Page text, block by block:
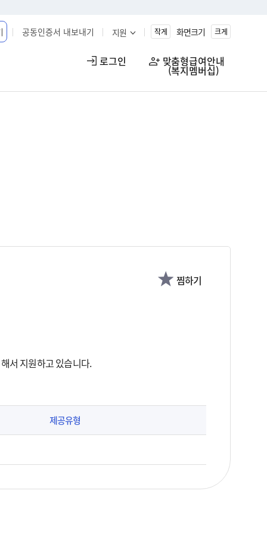
공동인증서 내보내기 지원 작게 화면크기 크게
로그인 맞춤형급여안내
(복지멤버십)
찜하기
서 지원하고 있습니다.
제공유형